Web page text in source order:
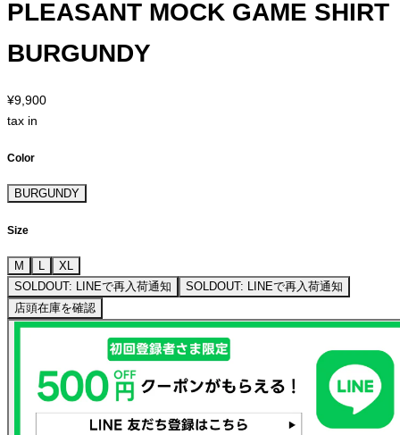
PLEASANT MOCK GAME SHIRT
BURGUNDY
¥9,900
tax in
Color
BURGUNDY
Size
M L
XL
SOLDOUT: LINEで再入荷通知
SOLDOUT: LINEで再入荷通知
店頭在庫を確認